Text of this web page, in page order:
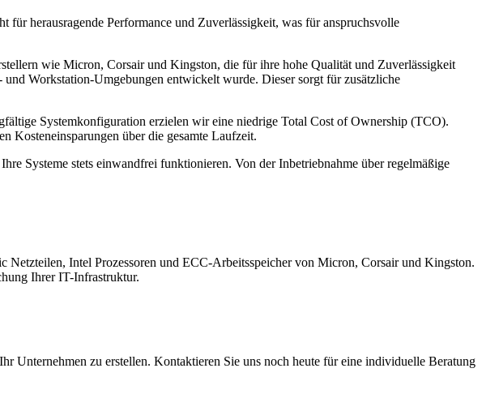
für herausragende Performance und Zuverlässigkeit, was für anspruchsvolle
wie Micron, Corsair und Kingston, die für ihre hohe Qualität und Zuverlässigkeit
Workstation-Umgebungen entwickelt wurde. Dieser sorgt für zusätzliche
Systemkonfiguration erzielen wir eine niedrige Total Cost of Ownership (TCO).
Kosteneinsparungen über die gesamte Laufzeit.
Systeme stets einwandfrei funktionieren. Von der Inbetriebnahme über regelmäßige
Netzteilen, Intel Prozessoren und ECC-Arbeitsspeicher von Micron, Corsair und Kingston.
Ihrer IT-Infrastruktur.
Unternehmen zu erstellen. Kontaktieren Sie uns noch heute für eine individuelle Beratung